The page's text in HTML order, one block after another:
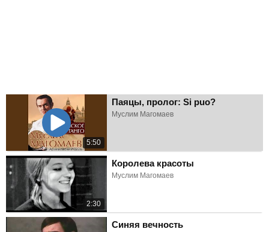
5:50
Паяцы, пролог: Si puo?
Муслим Магомаев
2:30
Королева красоты
Муслим Магомаев
Синяя вечность